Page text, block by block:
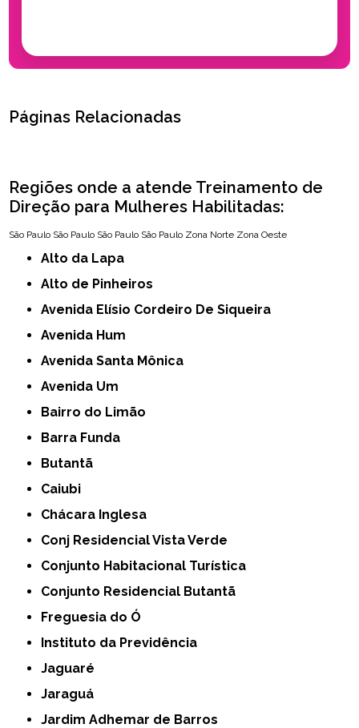
Páginas Relacionadas
Regiões onde a atende Treinamento de
Direção para Mulheres Habilitadas:
São Paulo São Paulo São Paulo São Paulo Zona Norte Zona Oeste
Alto da Lapa
Alto de Pinheiros
Avenida Elísio Cordeiro De Siqueira
Avenida Hum
Avenida Santa Mônica
Avenida Um
Bairro do Limão
Barra Funda
Butantã
Caiubi
Chácara Inglesa
Conj Residencial Vista Verde
Conjunto Habitacional Turística
Conjunto Residencial Butantã
Freguesia do Ó
Instituto da Previdência
Jaguaré
Jaraguá
Jardim Adhemar de Barros